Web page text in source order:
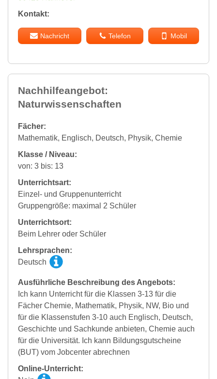
Kontakt:
Nachricht Telefon Mobil
Nachhilfeangebot:
Naturwissenschaften
Fächer:
Mathematik, Englisch, Deutsch, Physik, Chemie
Klasse / Niveau:
von: 3 bis: 13
Unterrichtsart:
Einzel- und Gruppenunterricht
Gruppengröße: maximal 2 Schüler
Unterrichtsort:
Beim Lehrer oder Schüler
Lehrsprachen:
Deutsch
Ausführliche Beschreibung des Angebots:
Ich kann Unterricht für die Klassen 3-13 für die
Fächer Chemie, Mathematik, Physik, NW, Bio und
für die Klassenstufen 3-10 auch Englisch, Deutsch,
Geschichte und Sachkunde anbieten, Chemie auch
für die Universität. Ich kann Bildungsgutscheine
(BUT) vom Jobcenter abrechnen
Online-Unterricht: